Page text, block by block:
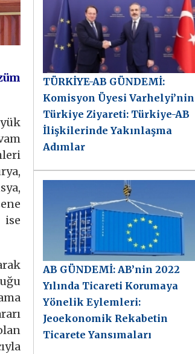
ise
TÜRKİYE-AB GÜNDEMİ:
Komisyon Üyesi Varhelyi’nin
Türkiye Ziyareti: Türkiye-AB
İlişkilerinde Yakınlaşma
Adımlar
AB GÜNDEMİ: AB’nin 2022
Yılında Ticareti Korumaya
Yönelik Eylemleri:
Jeoekonomik Rekabetin
Ticarete Yansımaları